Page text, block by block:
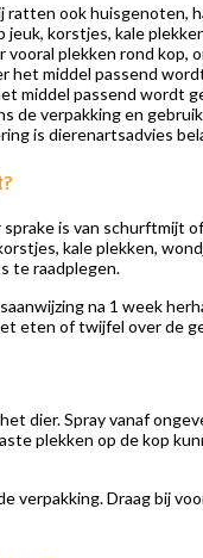
ook huisgenoten,
korstjes, kale
plekken rond kop,
middel passend
middel passend wordt
de verpakking en
is dierenartsadvies
is van schurftmijt
kale plekken,
te raadplegen.
na 1 week
eten of twijfel over de
dier. Spray vanaf
plekken op de kop
verpakking. Draag bij